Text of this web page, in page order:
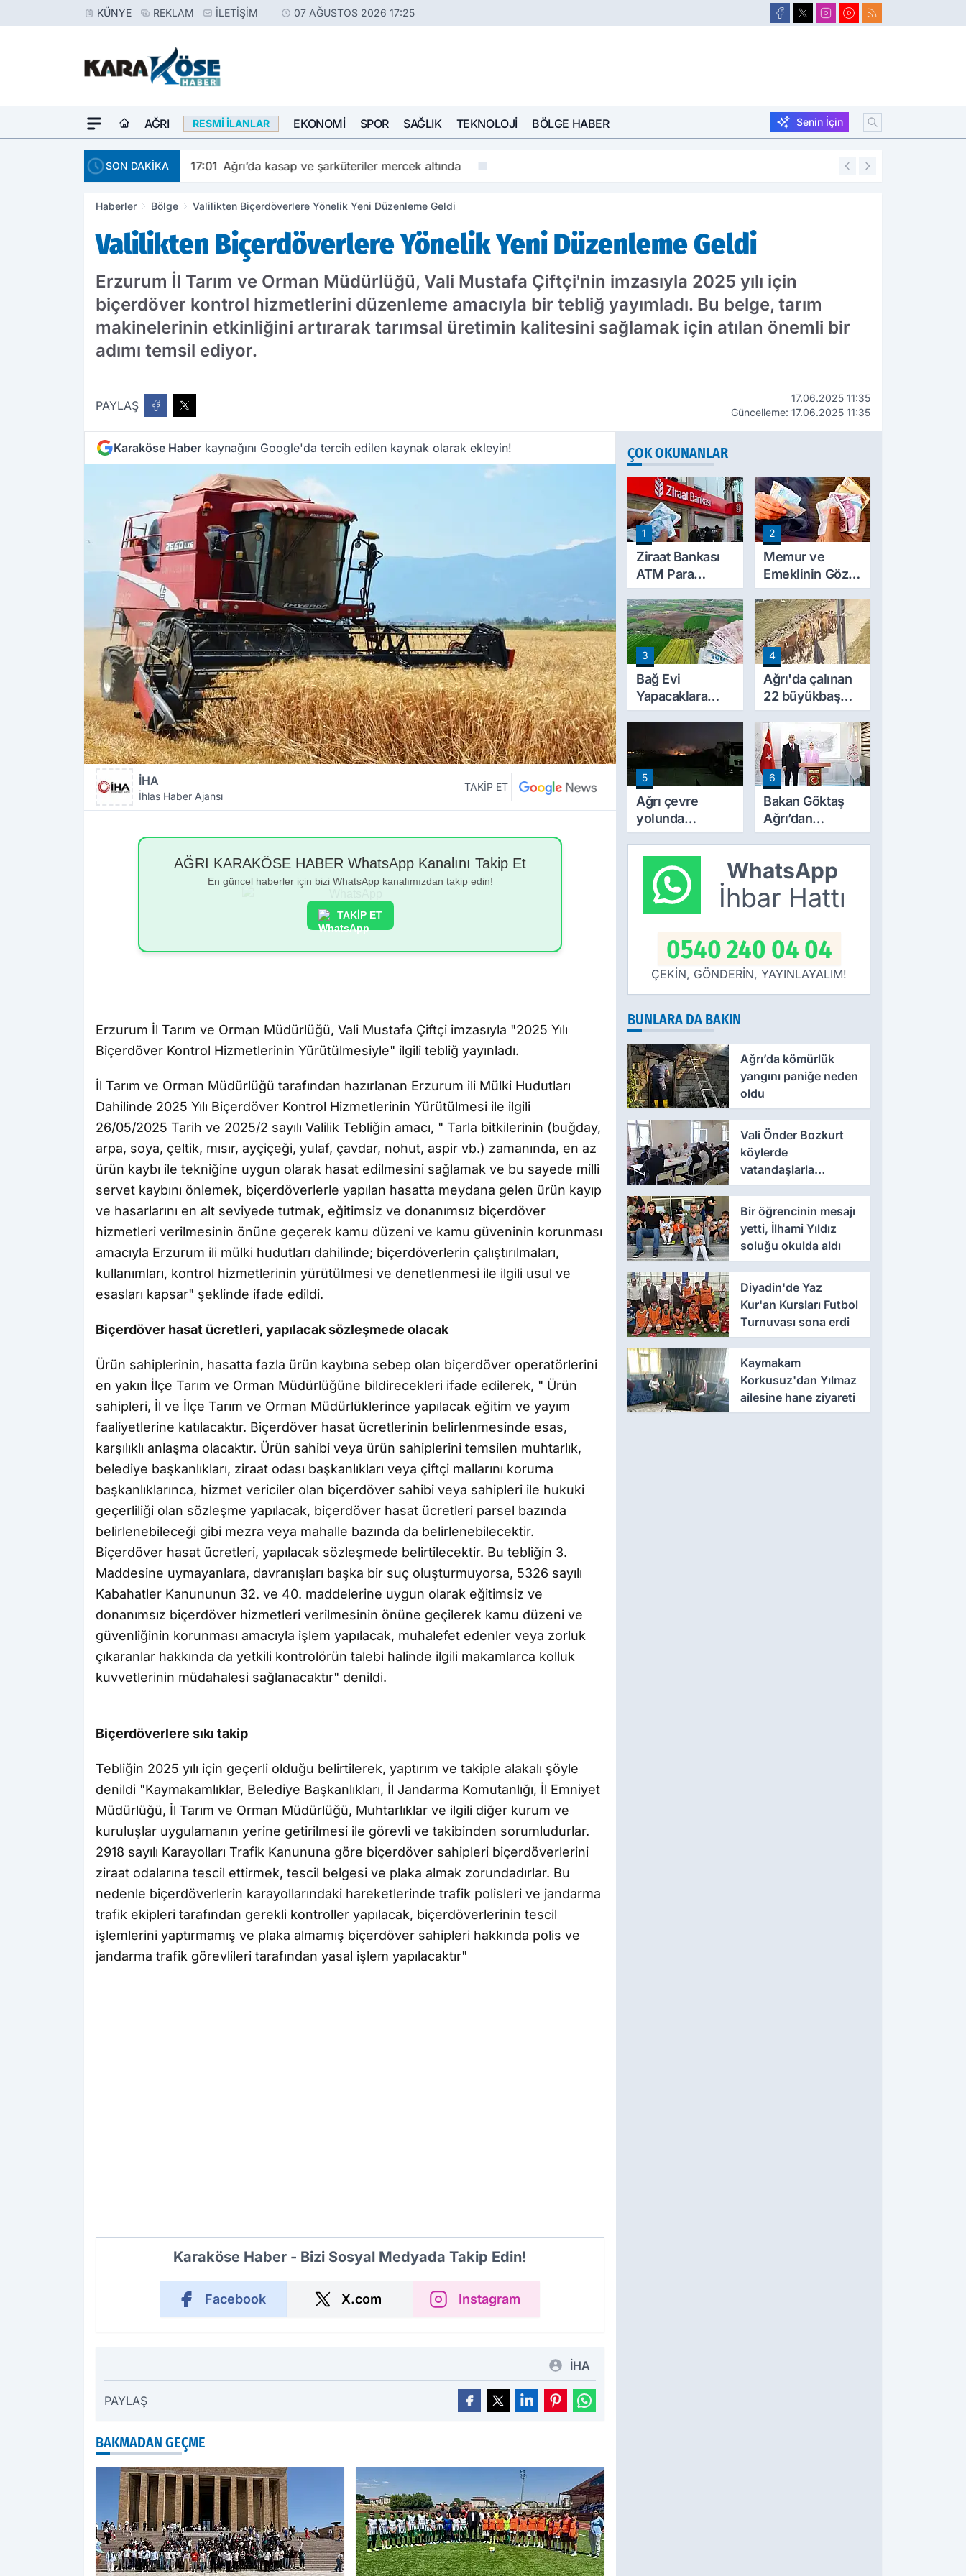
KÜNYE REKLAM İLETIŞIM 07 AĞUSTOS 2026 17:25
AĞRI RESMI İLANLAR EKONOMI SPOR SAĞLIK TEKNOLOJI BÖLGE HABER Senin İçin
SON DAKİKA 17:01 Ağrı’da kasap ve şarküteriler mercek altında 16:55
Haberler Bölge Valilikten Biçerdöverlere Yönelik Yeni Düzenleme Geldi
Valilikten Biçerdöverlere Yönelik Yeni Düzenleme Geldi
Erzurum İl Tarım ve Orman Müdürlüğü, Vali Mustafa Çiftçi'nin imzasıyla 2025 yılı için
biçerdöver kontrol hizmetlerini düzenleme amacıyla bir tebliğ yayımladı. Bu belge, tarım
makinelerinin etkinliğini artırarak tarımsal üretimin kalitesini sağlamak için atılan önemli bir
adımı temsil ediyor.
PAYLAŞ
17.06.2025 11:35
Güncelleme: 17.06.2025 11:35
Karaköse Haber kaynağını Google'da tercih edilen kaynak olarak ekleyin!
İHA
İhlas Haber Ajansı
TAKİP ET
AĞRI KARAKÖSE HABER WhatsApp Kanalını Takip Et
En güncel haberler için bizi WhatsApp kanalımızdan takip edin!
TAKİP ET
Erzurum İl Tarım ve Orman Müdürlüğü, Vali Mustafa Çiftçi imzasıyla "2025 Yılı
Biçerdöver Kontrol Hizmetlerinin Yürütülmesiyle" ilgili tebliğ yayınladı.
İl Tarım ve Orman Müdürlüğü tarafından hazırlanan Erzurum ili Mülki Hudutları
Dahilinde 2025 Yılı Biçerdöver Kontrol Hizmetlerinin Yürütülmesi ile ilgili
26/05/2025 Tarih ve 2025/2 sayılı Valilik Tebliğin amacı, " Tarla bitkilerinin (buğday,
arpa, soya, çeltik, mısır, ayçiçeği, yulaf, çavdar, nohut, aspir vb.) zamanında, en az
ürün kaybı ile tekniğine uygun olarak hasat edilmesini sağlamak ve bu sayede milli
servet kaybını önlemek, biçerdöverlerle yapılan hasatta meydana gelen ürün kayıp
ve hasarlarını en alt seviyede tutmak, eğitimsiz ve donanımsız biçerdöver
hizmetleri verilmesinin önüne geçerek kamu düzeni ve kamu güveninin korunması
amacıyla Erzurum ili mülki hudutları dahilinde; biçerdöverlerin çalıştırılmaları,
kullanımları, kontrol hizmetlerinin yürütülmesi ve denetlenmesi ile ilgili usul ve
esasları kapsar" şeklinde ifade edildi.
Biçerdöver hasat ücretleri, yapılacak sözleşmede olacak
Ürün sahiplerinin, hasatta fazla ürün kaybına sebep olan biçerdöver operatörlerini
en yakın İlçe Tarım ve Orman Müdürlüğüne bildirecekleri ifade edilerek, " Ürün
sahipleri, İl ve İlçe Tarım ve Orman Müdürlüklerince yapılacak eğitim ve yayım
faaliyetlerine katılacaktır. Biçerdöver hasat ücretlerinin belirlenmesinde esas,
karşılıklı anlaşma olacaktır. Ürün sahibi veya ürün sahiplerini temsilen muhtarlık,
belediye başkanlıkları, ziraat odası başkanlıkları veya çiftçi mallarını koruma
başkanlıklarınca, hizmet vericiler olan biçerdöver sahibi veya sahipleri ile hukuki
geçerliliği olan sözleşme yapılacak, biçerdöver hasat ücretleri parsel bazında
belirlenebileceği gibi mezra veya mahalle bazında da belirlenebilecektir.
Biçerdöver hasat ücretleri, yapılacak sözleşmede belirtilecektir. Bu tebliğin 3.
Maddesine uymayanlara, davranışları başka bir suç oluşturmuyorsa, 5326 sayılı
Kabahatler Kanununun 32. ve 40. maddelerine uygun olarak eğitimsiz ve
donanımsız biçerdöver hizmetleri verilmesinin önüne geçilerek kamu düzeni ve
güvenliğinin korunması amacıyla işlem yapılacak, muhalefet edenler veya zorluk
çıkaranlar hakkında da yetkili kontrolörün talebi halinde ilgili makamlarca kolluk
kuvvetlerinin müdahalesi sağlanacaktır" denildi.
Biçerdöverlere sıkı takip
Tebliğin 2025 yılı için geçerli olduğu belirtilerek, yaptırım ve takiple alakalı şöyle
denildi "Kaymakamlıklar, Belediye Başkanlıkları, İl Jandarma Komutanlığı, İl Emniyet
Müdürlüğü, İl Tarım ve Orman Müdürlüğü, Muhtarlıklar ve ilgili diğer kurum ve
kuruluşlar uygulamanın yerine getirilmesi ile görevli ve takibinden sorumludurlar.
2918 sayılı Karayolları Trafik Kanununa göre biçerdöver sahipleri biçerdöverlerini
ziraat odalarına tescil ettirmek, tescil belgesi ve plaka almak zorundadırlar. Bu
nedenle biçerdöverlerin karayollarındaki hareketlerinde trafik polisleri ve jandarma
trafik ekipleri tarafından gerekli kontroller yapılacak, biçerdöverlerinin tescil
işlemlerini yaptırmamış ve plaka almamış biçerdöver sahipleri hakkında polis ve
jandarma trafik görevlileri tarafından yasal işlem yapılacaktır"
Karaköse Haber - Bizi Sosyal Medyada Takip Edin!
Facebook X.com Instagram
İHA
PAYLAŞ
BAKMADAN GEÇME
ÇOK OKUNANLAR
1
Ziraat Bankası
ATM Para
Çekme Limitini
Artırdı: Günlük
Ücretsiz Limit
30 Bin TL Oldu
2
Memur ve
Emeklinin Gözü
Ocak
Zammında: İlk
Hesaplamalar
Belli Olmaya
Başladı
3
Bağ Evi
Yapacaklara
Yeni Dönem:
Arazilerinde
Yapılaşma
Şartları Değişti
4
Ağrı'da çalınan
22 büyükbaş
hayvandan 15’i
Doğubayazıt’ta
bulundu
5
Ağrı çevre
yolunda
korkutan
yangın! alevler
geceyi aydınlattı
6
Bakan Göktaş
Ağrı’dan
‘Terörsüz
verdi
WhatsApp
İhbar Hattı
0540 240 04 04
ÇEKİN, GÖNDERİN, YAYINLAYALIM!
BUNLARA DA BAKIN
Ağrı’da kömürlük
yangını paniğe neden
oldu
Vali Önder Bozkurt
köylerde
vatandaşlarla
buluştu
Bir öğrencinin mesajı
yetti, İlhami Yıldız
soluğu okulda aldı
Diyadin'de Yaz
Kur'an Kursları Futbol
Turnuvası sona erdi
Kaymakam
Korkusuz'dan Yılmaz
ailesine hane ziyareti